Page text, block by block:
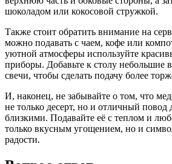
шоколадом или кокосовой стружкой.
Также стоит обратить внимание на
можно подавать с чаем, кофе или
уютной атмосферы используйте
приборы. Добавьте к столу небольшие
свечи, чтобы сделать подачу более
И, наконец, не забывайте о том, что
не только десерт, но и отличный повод
близкими. Подавайте её с теплом и
только вкусным угощением, но и
радости.